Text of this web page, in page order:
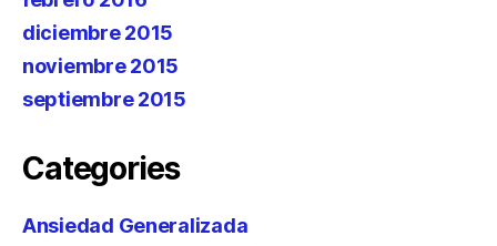
diciembre 2015
noviembre 2015
septiembre 2015
Categories
Ansiedad Generalizada